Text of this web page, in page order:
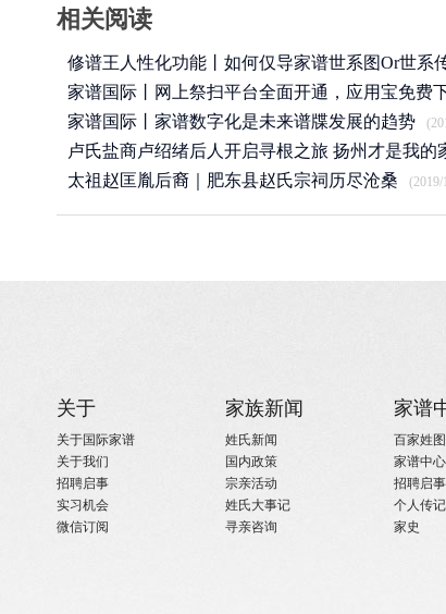
相关阅读
修谱王人性化功能丨如何仅导家谱世系图Or世系
家谱国际丨网上祭扫平台全面开通，应用宝免费
APP
(2020/3/25)
家谱国际丨家谱数字化是未来谱牒发展的趋势
卢氏盐商卢绍绪后人开启寻根之旅 扬州才是我的
太祖赵匡胤后裔｜肥东县赵氏宗祠历尽沧桑 (2019/
关于
关于国际家谱
关于我们
招聘启事
实习机会
微信订阅
家族新闻
姓氏新闻
国内政策
宗亲活动
姓氏大事记
寻亲咨询
家谱
百家姓
家谱中
招聘启事
个人传记
家史